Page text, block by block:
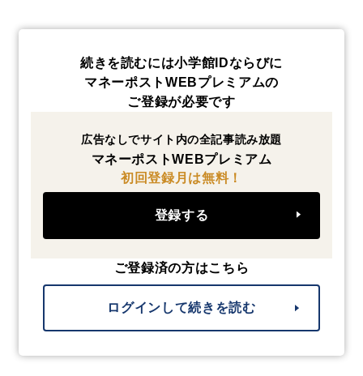
続きを読むには小学館IDならびに
マネーポストWEBプレミアムの
ご登録が必要です
広告なしでサイト内の全記事読み放題
マネーポストWEBプレミアム
初回登録月は無料！
登録する
ご登録済の方はこちら
ログインして続きを読む